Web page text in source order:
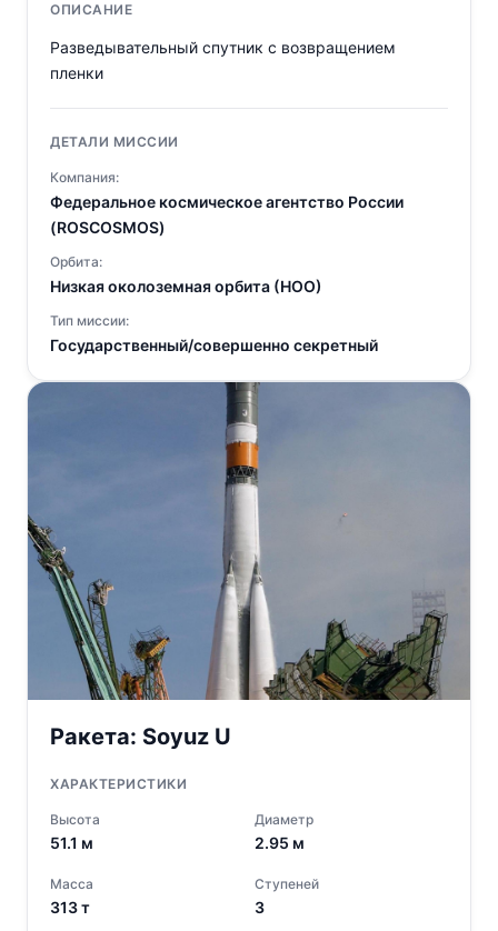
ОПИСАНИЕ
Разведывательный спутник с возвращением
пленки
ДЕТАЛИ МИССИИ
Компания:
Федеральное космическое агентство России
(ROSCOSMOS)
Орбита:
Низкая околоземная орбита (НОО)
Тип миссии:
Государственный/совершенно секретный
Ракета: Soyuz U
ХАРАКТЕРИСТИКИ
Высота
51.1 м
Диаметр
2.95 м
Масса
313т
Ступеней
3